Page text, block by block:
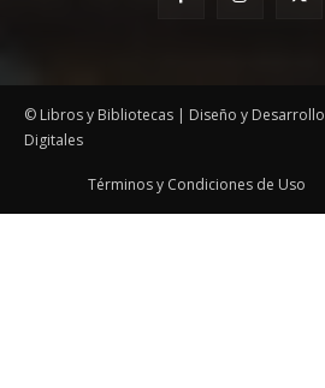
© Libros y Bibliotecas | Diseño y Desarrollo
Digitales
Términos y Condiciones de Uso